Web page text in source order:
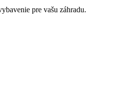
pre vašu záhradu.